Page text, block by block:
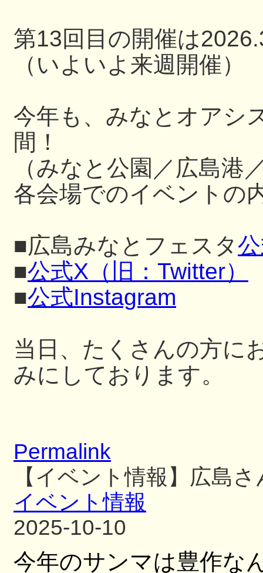
第13回目の開催は
（いよいよ来週開催）
今年も、みなとオアシ
間！
（みなと公園／広島港
各会場でのイベントの
■広島みなとフェスタ
■公式X（旧：Twitter）
■公式Instagram
当日、たくさんの方に
みにしております。
Permalink
【イベント情報】広島
イベント情報
2025-10-10
今年のサンマは豊作な